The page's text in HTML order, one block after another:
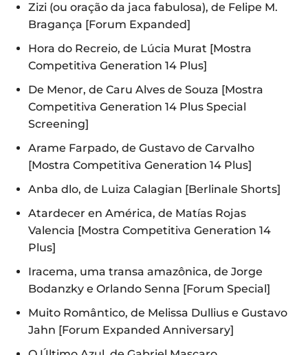
Zizi (ou oração da jaca fabulosa), de Felipe M.
Bragança [Forum Expanded]
Hora do Recreio, de Lúcia Murat [Mostra
Competitiva Generation 14 Plus]
De Menor, de Caru Alves de Souza [Mostra
Competitiva Generation 14 Plus Special
Screening]
Arame Farpado, de Gustavo de Carvalho
[Mostra Competitiva Generation 14 Plus]
Anba dlo, de Luiza Calagian [Berlinale Shorts]
Atardecer en América, de Matías Rojas
Valencia [Mostra Competitiva Generation 14
Plus]
Iracema, uma transa amazônica, de Jorge
Bodanzky e Orlando Senna [Forum Special]
Muito Romântico, de Melissa Dullius e Gustavo
Jahn [Forum Expanded Anniversary]